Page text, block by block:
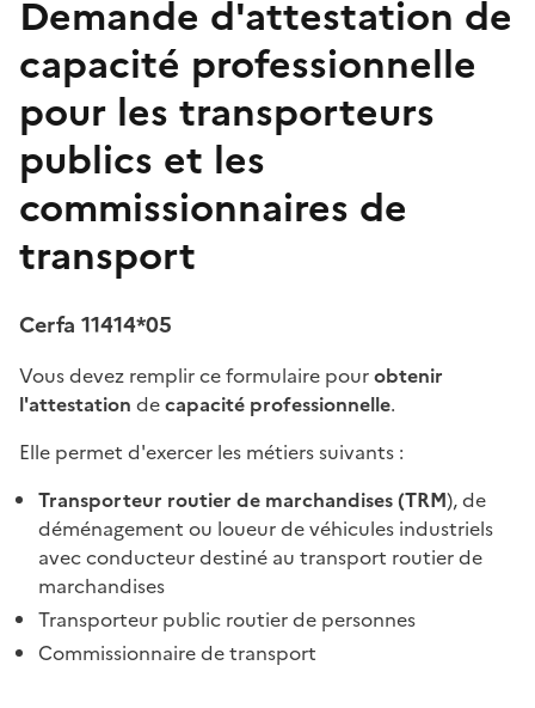
Demande d'attestation de
capacité professionnelle
pour les transporteurs
publics et les
commissionnaires de
transport
Cerfa 11414*05
Vous devez remplir ce formulaire pourobtenir
l'attestation decapacité professionnelle.
Elle permet d'exercer les métiers suivants :
Transporteur routier de marchandises (TRM), de
déménagement ou loueur de véhicules industriels
avec conducteur destiné au transport routier de
marchandises
Transporteur public routier de personnes
Commissionnaire de transport